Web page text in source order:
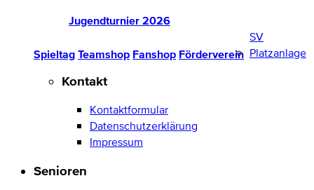
Jugendturnier 2026
Spieltag Teamshop Fanshop Förderverein
SV
Platzanlage
Kontakt
Kontaktformular
Datenschutzerklärung
Impressum
Senioren